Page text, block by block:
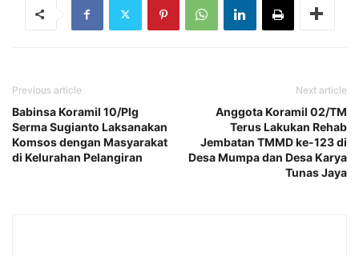
Previous article
Babinsa Koramil 10/Plg
Serma Sugianto Laksanakan
Komsos dengan Masyarakat
di Kelurahan Pelangiran
Next article
Anggota Koramil 02/TM
Terus Lakukan Rehab
Jembatan TMMD ke-123 di
Desa Mumpa dan Desa Karya
Tunas Jaya